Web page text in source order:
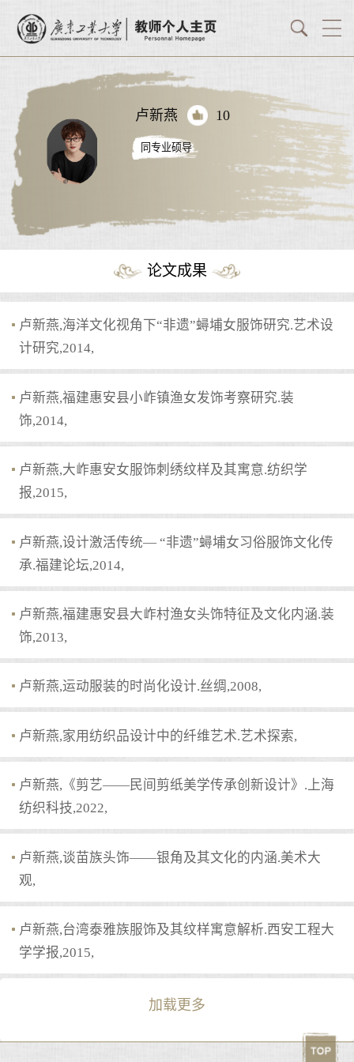
卢新燕 10
同专业硕导
论文成果
卢新燕,海洋文化视角下“非遗”蟳埔女服饰研究.艺术设
计研究,2014,
卢新燕,福建惠安县小岞镇渔女发饰考察研究.装
饰,2014,
卢新燕,大岞惠安女服饰刺绣纹样及其寓意.纺织学
报,2015,
卢新燕,设计激活传统— “非遗”蟳埔女习俗服饰文化传
承.福建论坛,2014,
卢新燕,福建惠安县大岞村渔女头饰特征及文化内涵.装
饰,2013,
卢新燕,运动服装的时尚化设计.丝绸,2008,
卢新燕,家用纺织品设计中的纤维艺术.艺术探索,
卢新燕,《剪艺——民间剪纸美学传承创新设计》.上海
纺织科技,2022,
卢新燕,谈苗族头饰——银角及其文化的内涵.美术大
观,
卢新燕,台湾泰雅族服饰及其纹样寓意解析.西安工程大
学学报,2015,
加载更多